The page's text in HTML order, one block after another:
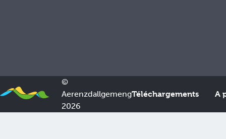
©
Aerenzdallgemeng
2026
Téléchargements A